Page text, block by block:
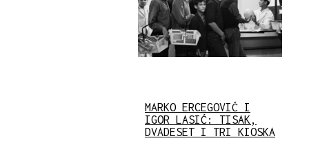
MARKO ERCEGOVIĆ I
IGOR LASIĆ: TISAK,
DVADESET I TRI KIOSKA